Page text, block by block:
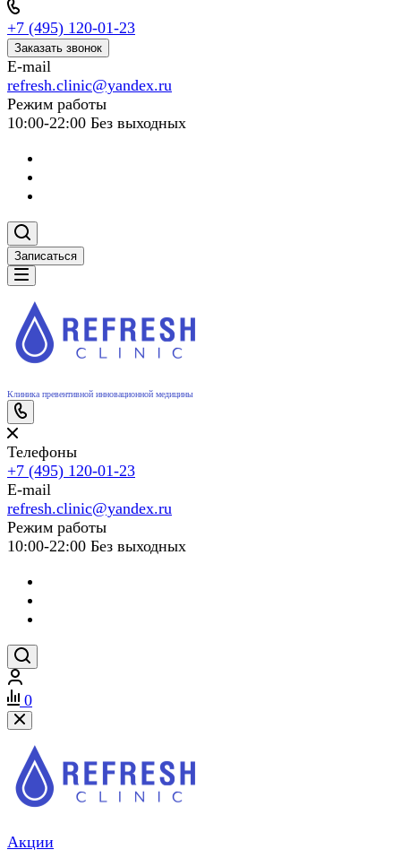
+7 (495) 120-01-23
Заказать звонок
E-mail
refresh.clinic@yandex.ru
Режим работы
10:00-22:00 Без выходных
Записаться
Клиника превентивной инновационной медицины
Телефоны
+7 (495) 120-01-23
E-mail
refresh.clinic@yandex.ru
Режим работы
10:00-22:00 Без выходных
0
Акции